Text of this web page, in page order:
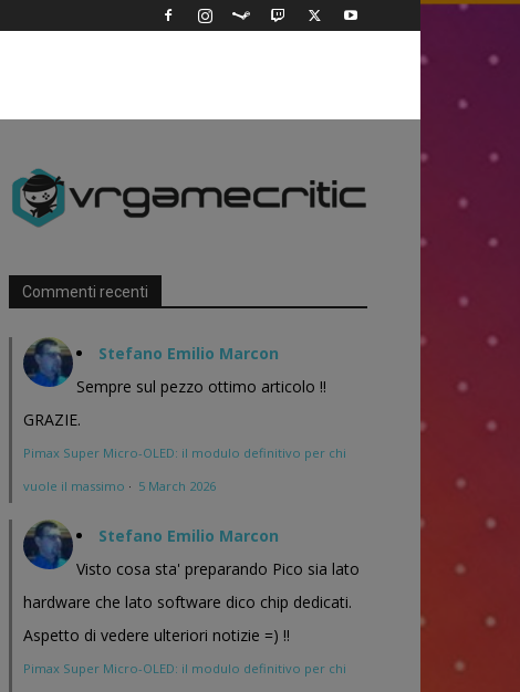
Commenti recenti
Stefano Emilio Marcon
Sempre sul pezzo ottimo articolo !!
GRAZIE.
Pimax Super Micro-OLED: il modulo definitivo per chi
vuole il massimo · 5 March 2026
Stefano Emilio Marcon
Visto cosa sta' preparando Pico sia lato
hardware che lato software dico chip dedicati.
Aspetto di vedere ulteriori notizie =) !!
Pimax Super Micro-OLED: il modulo definitivo per chi